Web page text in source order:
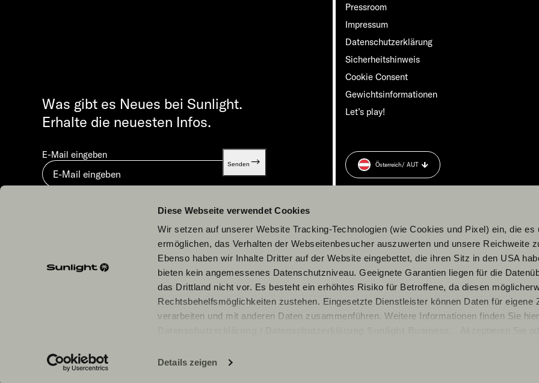
Diese Webseite verwendet Cookies
Wir setzen auf unserer Website Tracking-Technologien (wie Cookies und Pixel) ein, die es
ermöglichen, das Verhalten der Webseitenbesucher auszuwerten und unsere Reichweite
Ebenso haben wir Inhalte Dritter auf der Website eingebettet, die ihren Sitz in den USA
bieten kein angemessenes Datenschutzniveau. Geeignete Garantien liegen für die
das Drittland nicht vor. Es besteht ein erhöhtes Risiko für Betroffene, da diesen
Rechtsbehelfsmöglichkeiten zustehen. Eingesetzte Dienstleister können Daten für eigene
verarbeiten und mit anderen Daten zusammenführen. Weitere Informationen finden Sie
Daten zu den genannten Zwecken. Die Einwilligung ist freiwillig, für den Besuch der
Details zeigen
Pressroom
Impressum
Datenschutzerklärung
Sicherheitshinweis
Cookie Consent
Gewichts­informationen
Let’s play!
Was gibt es Neues bei Sunlight.
Erhalte die neuesten Infos.
E-Mail eingeben
Senden Österreich/ AUT